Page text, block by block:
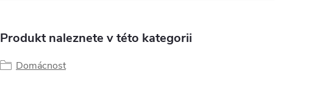
Produkt naleznete v této kategorii
Domácnost